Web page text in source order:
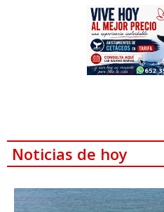
Noticias de hoy